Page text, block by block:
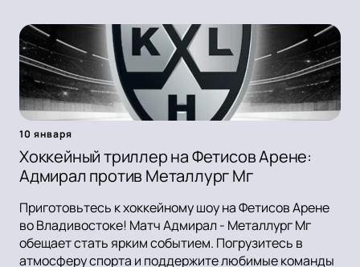
10 января
Хоккейный триллер на Фетисов Арене:
Адмирал против Металлург Мг
Приготовьтесь к хоккейному шоу на Фетисов Арене
во Владивостоке! Матч Адмирал - Металлург Мг
обещает стать ярким событием. Погрузитесь в
атмосферу спорта и поддержите любимые команды